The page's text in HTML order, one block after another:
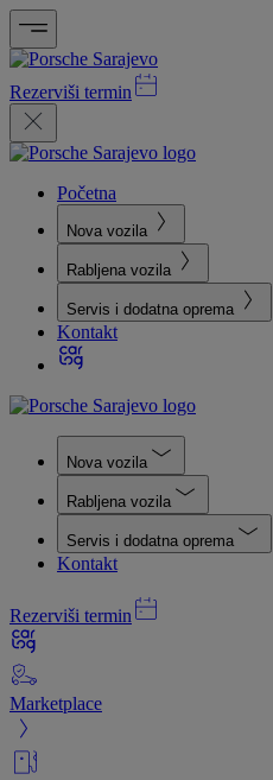
Rezerviši termin
Početna
Nova vozila
Rabljena vozila
Servis i dodatna oprema
Kontakt
Nova vozila
Rabljena vozila
Servis i dodatna oprema
Kontakt
Rezerviši termin
Marketplace